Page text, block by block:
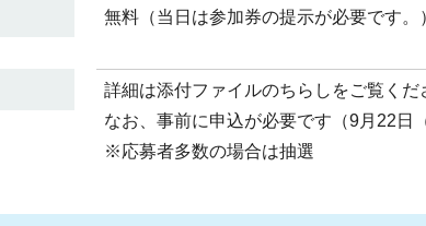
無料（当日は参加券の提示が必要です。
詳細は添付ファイルのちらしをご覧くだ
なお、事前に申込が必要です（9月22日
※応募者多数の場合は抽選